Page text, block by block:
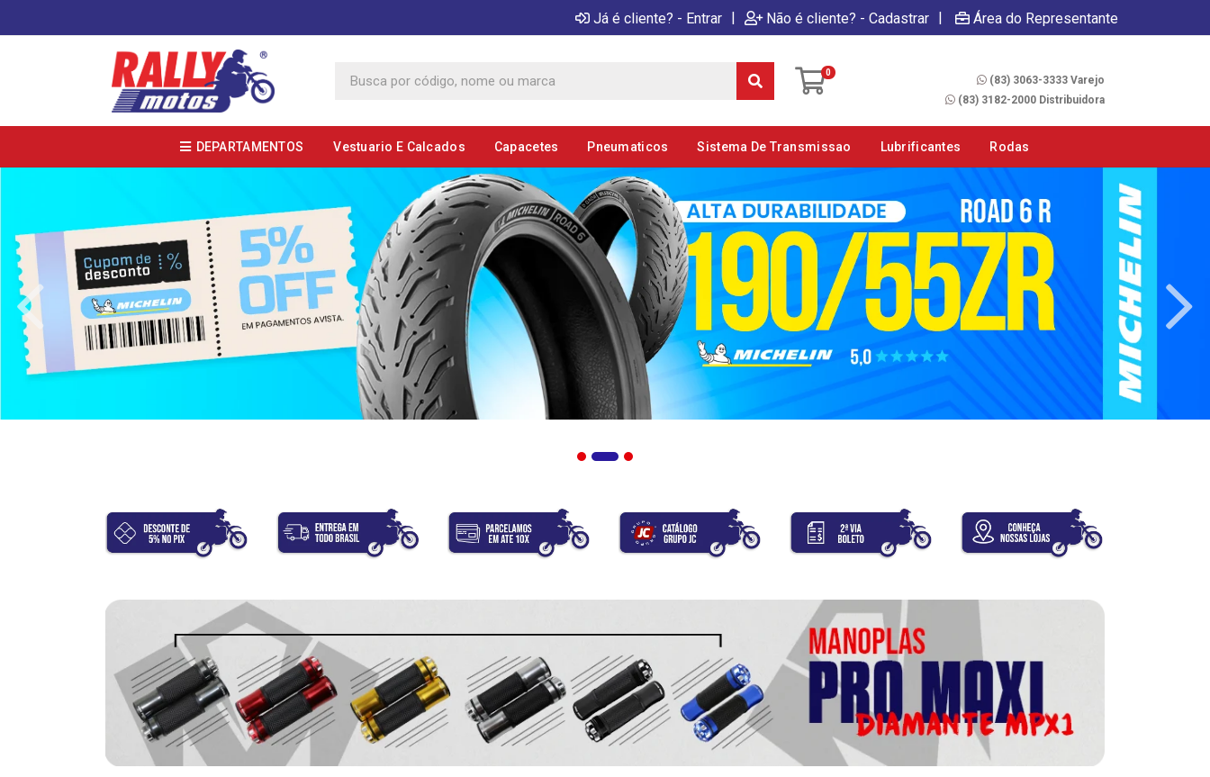
Já é cliente? - Entrar | Não é cliente? - Cadastrar | Área do Representante
0
(83) 3063-3333 Varejo
(83) 3182-2000 Distribuidora
DEPARTAMENTOS Vestuario E Calcados Capacetes Pneumaticos Sistema De Transmissao Lubrificantes Rodas